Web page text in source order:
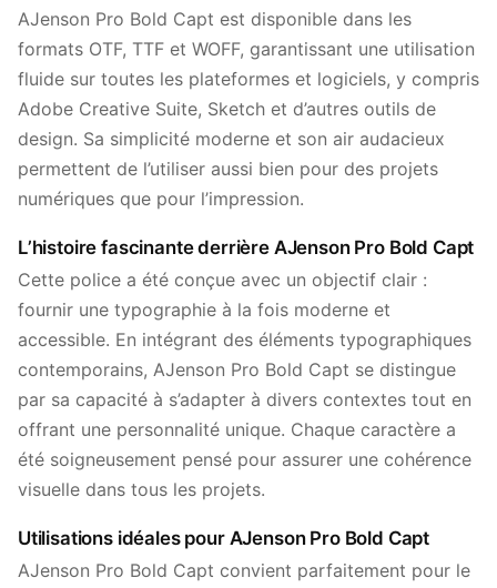
AJenson Pro Bold Capt est disponible dans les
formats OTF, TTF et WOFF, garantissant une utilisation
fluide sur toutes les plateformes et logiciels, y compris
Adobe Creative Suite, Sketch et d’autres outils de
design. Sa simplicité moderne et son air audacieux
permettent de l’utiliser aussi bien pour des projets
numériques que pour l’impression.
L’histoire fascinante derrière AJenson Pro Bold Capt
Cette police a été conçue avec un objectif clair :
fournir une typographie à la fois moderne et
accessible. En intégrant des éléments typographiques
contemporains, AJenson Pro Bold Capt se distingue
par sa capacité à s’adapter à divers contextes tout en
offrant une personnalité unique. Chaque caractère a
été soigneusement pensé pour assurer une cohérence
visuelle dans tous les projets.
Utilisations idéales pour AJenson Pro Bold Capt
AJenson Pro Bold Capt convient parfaitement pour le